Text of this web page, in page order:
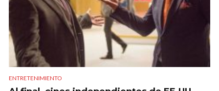
ENTRETENIMIENTO